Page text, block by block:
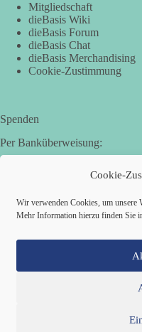
Cookie-
Wir verwenden Cookies, um unsere
Mehr Information hierzu finden Sie
Mitgliedschaft
dieBasis Wiki
dieBasis Forum
dieBasis Chat
dieBasis Merchandising
Cookie-Zustimmung
Spenden
Per Banküberweisung:
Basisdemokratische Partei
IBAN: DE95 7205 1210 0006
BIC: BYLADEM1AIC